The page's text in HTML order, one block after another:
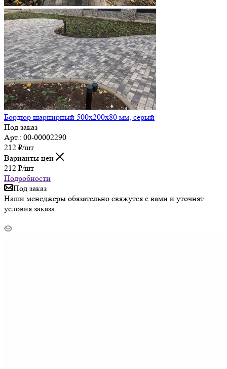
Бордюр шарнирный 500х200х80 мм, серый
Под заказ
Арт.: 00-00002290
212 ₽/шт
Варианты цен
212 ₽/шт
Подробности
Под заказ
Наши менеджеры обязательно свяжутся с вами и уточнят
условия заказа